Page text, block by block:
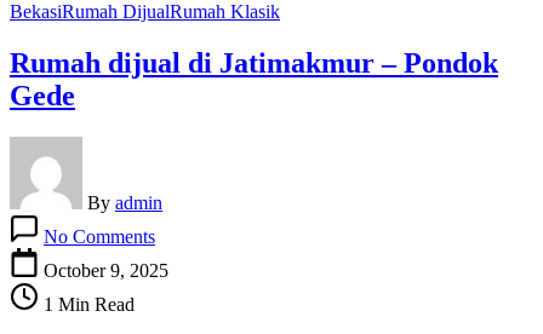
BekasiRumah DijualRumah Klasik
Rumah dijual di Jatimakmur – Pondok
Gede
By admin
No CommentsRumah
dijual
October 9, 2025
1 Min Read